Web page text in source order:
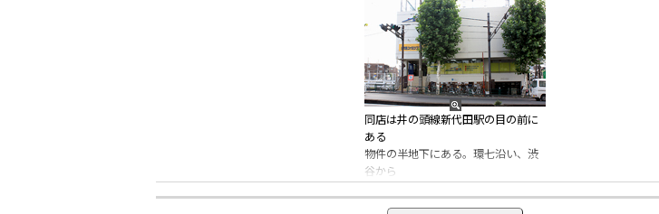
同店は井の頭線新代田駅の目の前に
ある
物件の半地下にある。環七沿い、渋
谷から
電車で約7分、下北沢駅西口からも
徒歩約10分というアクセスの良さ。